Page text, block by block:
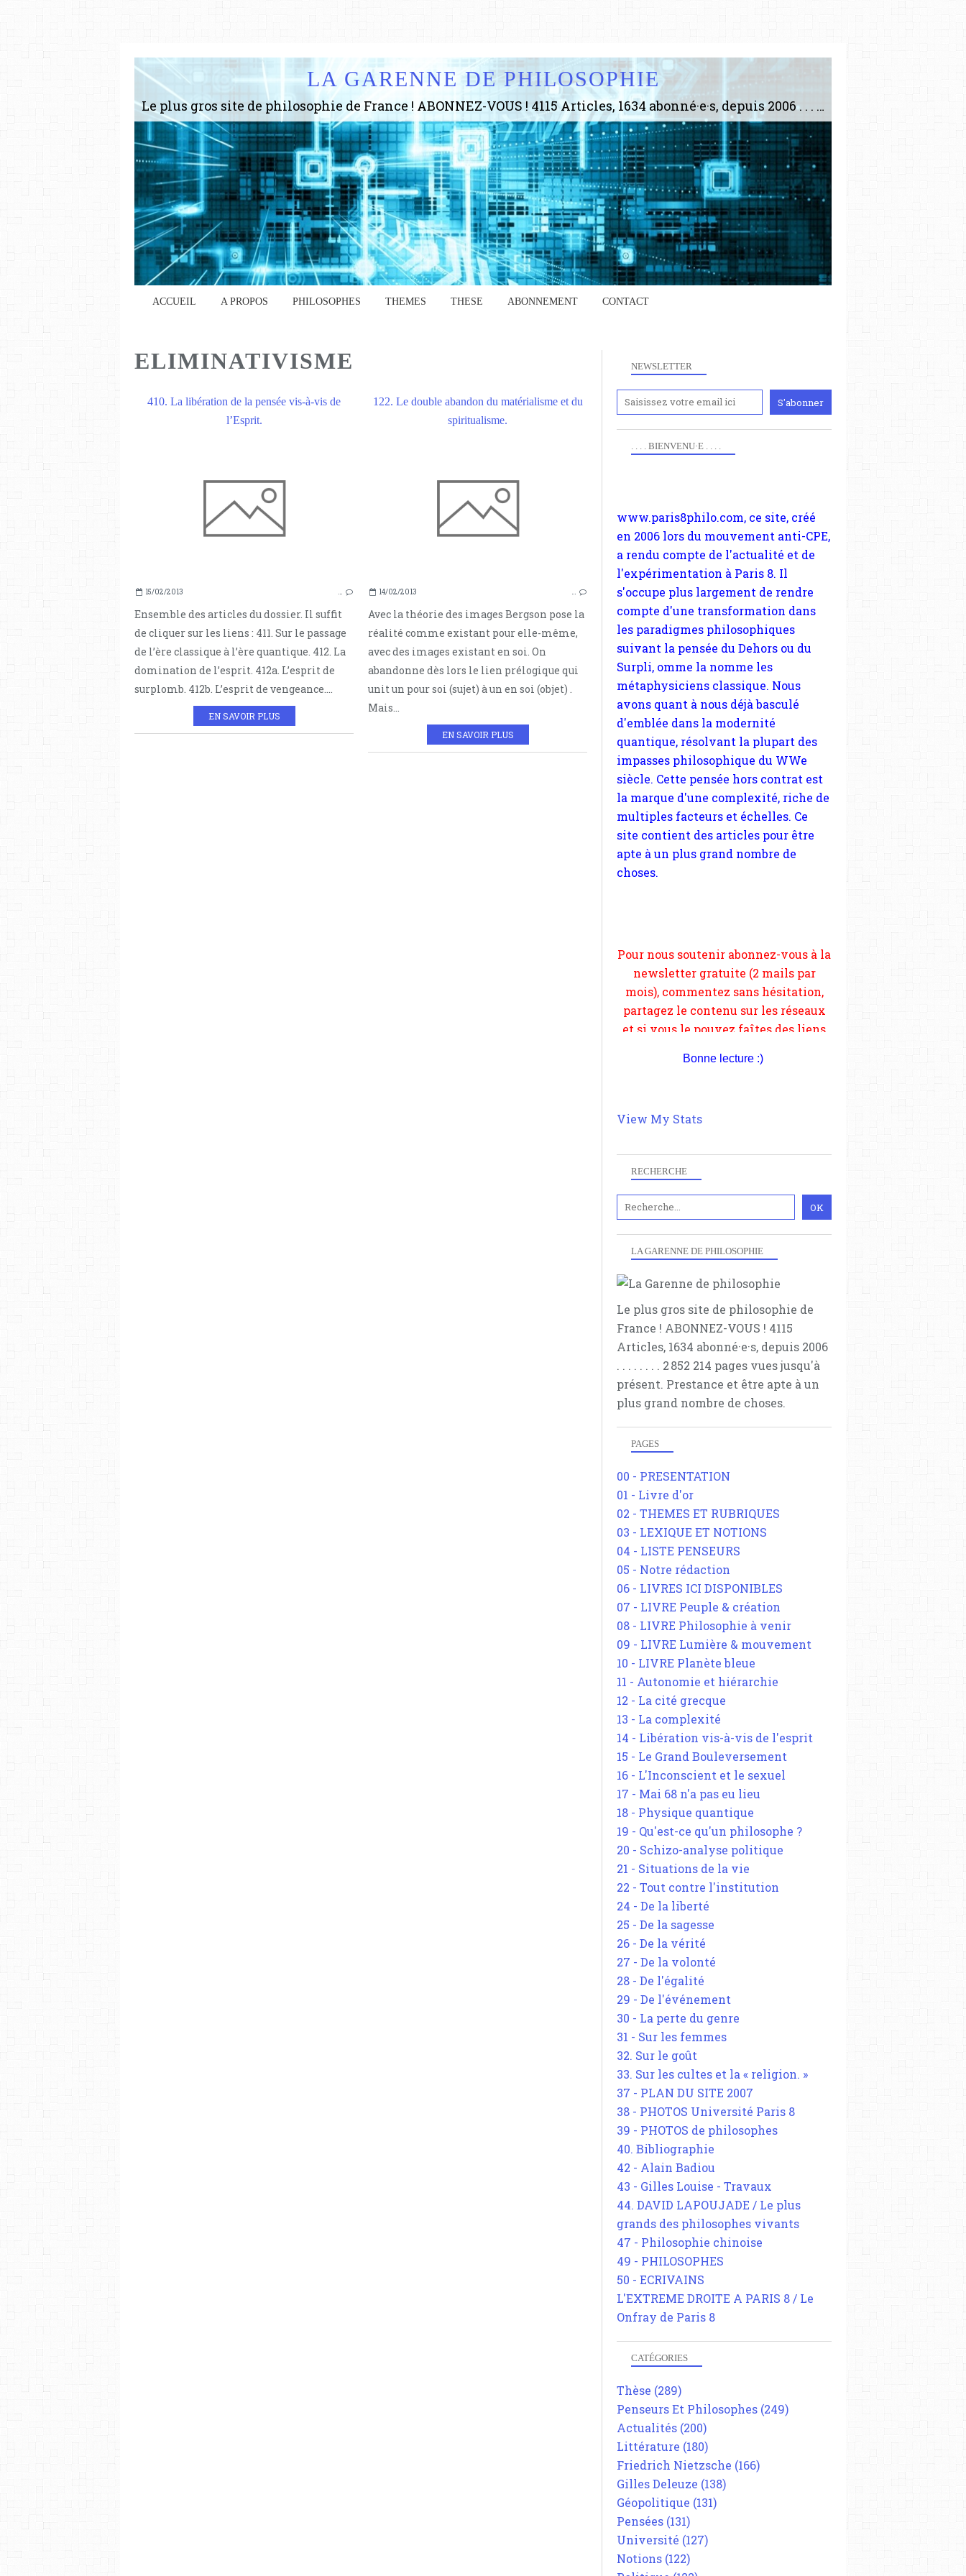
LA GARENNE DE PHILOSOPHIE
Le plus gros site de philosophie de France ! ABONNEZ-VOUS ! 4115 Articles, 1634 abonné·e·s, depuis 2006 . . . . . . . . 2 852 214 pages vues jusqu'à présent. Prestance et être apte à un plus grand nombre de choses.
ACCUEIL A PROPOS PHILOSOPHES THEMES THESE ABONNEMENT CONTACT
ELIMINATIVISME
410. La libération de la pensée vis-à-vis de
l’Esprit.
BARUCH SPINOZA
ELIMINATIVISME
15/02/2013 …
Ensemble des articles du dossier. Il suffit
de cliquer sur les liens : 411. Sur le passage
de l’ère classique à l’ère quantique. 412. La
domination de l’esprit. 412a. L’esprit de
surplomb. 412b. L’esprit de vengeance....
EN SAVOIR PLUS
122. Le double abandon du matérialisme et du
spiritualisme.
ELIMINATIVISME
HENRI BERGSON
14/02/2013 …
Avec la théorie des images Bergson pose la
réalité comme existant pour elle-même,
avec des images existant en soi. On
abandonne dès lors le lien prélogique qui
unit un pour soi (sujet) à un en soi (objet) .
Mais...
EN SAVOIR PLUS
NEWSLETTER
RECHERCHE
LA GARENNE DE PHILOSOPHIE
Le plus gros site de philosophie de
France ! ABONNEZ-VOUS ! 4115
Articles, 1634 abonné·e·s, depuis 2006
. . . . . . . . 2 852 214 pages vues jusqu'à
présent. Prestance et être apte à un
plus grand nombre de choses.
PAGES
00 - PRESENTATION
01 - Livre d'or
02 - THEMES ET RUBRIQUES
03 - LEXIQUE ET NOTIONS
04 - LISTE PENSEURS
05 - Notre rédaction
06 - LIVRES ICI DISPONIBLES
07 - LIVRE Peuple & création
08 - LIVRE Philosophie à venir
09 - LIVRE Lumière & mouvement
10 - LIVRE Planète bleue
11 - Autonomie et hiérarchie
12 - La cité grecque
13 - La complexité
14 - Libération vis-à-vis de l'esprit
15 - Le Grand Bouleversement
16 - L'Inconscient et le sexuel
17 - Mai 68 n'a pas eu lieu
18 - Physique quantique
19 - Qu'est-ce qu'un philosophe ?
20 - Schizo-analyse politique
21 - Situations de la vie
22 - Tout contre l'institution
24 - De la liberté
25 - De la sagesse
26 - De la vérité
27 - De la volonté
28 - De l'égalité
29 - De l'événement
30 - La perte du genre
31 - Sur les femmes
32. Sur le goût
33. Sur les cultes et la « religion. »
37 - PLAN DU SITE 2007
38 - PHOTOS Université Paris 8
39 - PHOTOS de philosophes
40. Bibliographie
42 - Alain Badiou
43 - Gilles Louise - Travaux
44. DAVID LAPOUJADE / Le plus
grands des philosophes vivants
47 - Philosophie chinoise
49 - PHILOSOPHES
50 - ECRIVAINS
L'EXTREME DROITE A PARIS 8 / Le
Onfray de Paris 8
CATÉGORIES
Thèse (289)
Penseurs Et Philosophes (249)
Actualités (200)
Littérature (180)
Friedrich Nietzsche (166)
Gilles Deleuze (138)
Géopolitique (131)
Pensées (131)
Université (127)
Notions (122)
. . . . BIENVENU·E . . . .
Anciennement
en 2006 lors du mouvement anti-CPE,
s'occupe plus largement de rendre
compte d'une transformation dans
les paradigmes philosophiques
suivant la pensée du Dehors ou du
Surpli, omme la nomme les
métaphysiciens classique. Nous
avons quant à nous déjà basculé
d'emblée dans la modernité
quantique, résolvant la plupart des
impasses philosophique du WWe
siècle. Cette pensée hors contrat est
la marque d'une complexité, riche de
multiples facteurs et échelles. Ce
site contient des articles pour être
apte à un plus grand nombre de
choses.
et si vous le pouvez faîtes des liens
depuis votre site.
Bonne lecture :)
View My Stats